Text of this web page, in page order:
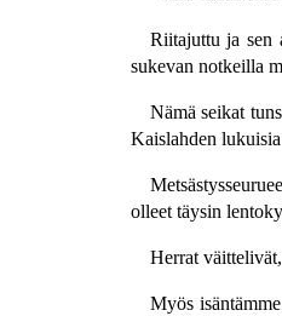
Riitajuttu ja sen
sukevan notkeilla
Nämä seikat
Kaislahden
olleet täysin
Herrat
Myös